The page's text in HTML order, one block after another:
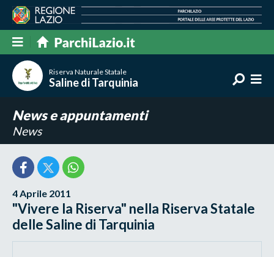
Riserva Naturale Statale
Saline di Tarquinia
News e appuntamenti
News
4 Aprile 2011
"Vivere la Riserva" nella Riserva Statale
delle Saline di Tarquinia